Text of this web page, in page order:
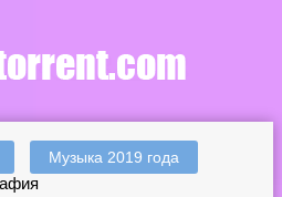
Музыка 2019 года